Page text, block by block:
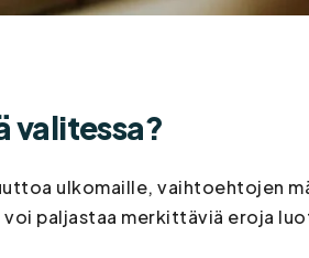
valitessa?
ulkomaille, vaihtoehtojen
paljastaa merkittäviä eroja